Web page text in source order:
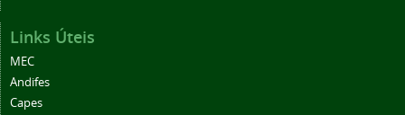
Links Úteis
MEC
Andifes
Capes